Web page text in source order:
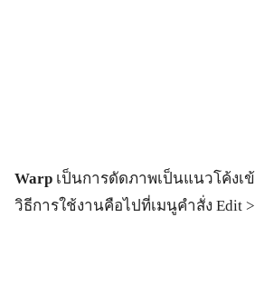
Warp เป็นการดัดภาพเป็นแนวโค้งเ
วิธีการใช้งานคือไปที่เมนูคำสั่ง Edit >